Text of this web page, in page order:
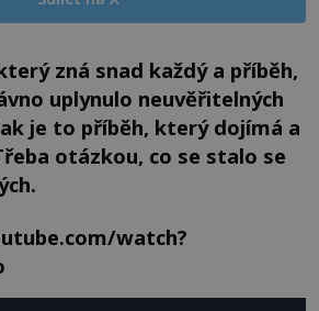
zná snad každý a příběh,
uplynulo neuvěřitelných
je to příběh, který dojímá a
otázkou, co se stalo se
watch?